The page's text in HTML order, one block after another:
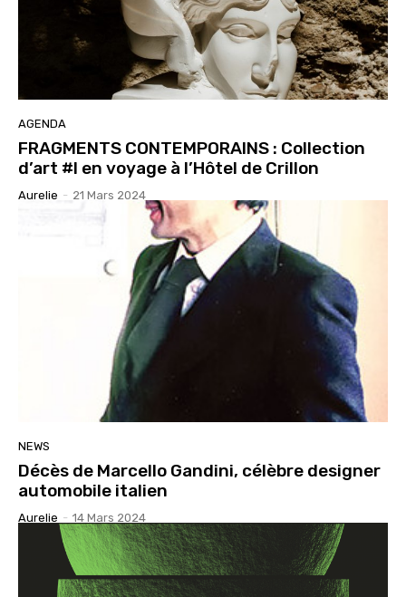
AGENDA
FRAGMENTS CONTEMPORAINS : Collection
d’art #I en voyage à l’Hôtel de Crillon
Aurelie - 21 Mars 2024
NEWS
Décès de Marcello Gandini, célèbre designer
automobile italien
Aurelie - 14 Mars 2024